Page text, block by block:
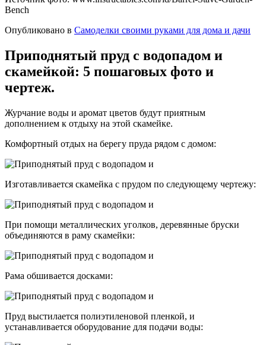
Bench
Опубликовано в Самоделки своими руками для дома и дачи
Приподнятый пруд с водопадом и
скамейкой: 5 пошаговых фото и
чертеж.
Журчание воды и аромат цветов будут приятным
дополнением к отдыху на этой скамейке.
Комфортный отдых на берегу пруда рядом с домом:
Изготавливается скамейка с прудом по следующему чертежу:
При помощи металлических уголков, деревянные бруски
объединяются в раму скамейки:
Рама обшивается досками:
Пруд выстилается полиэтиленовой пленкой, и
устанавливается оборудование для подачи воды: